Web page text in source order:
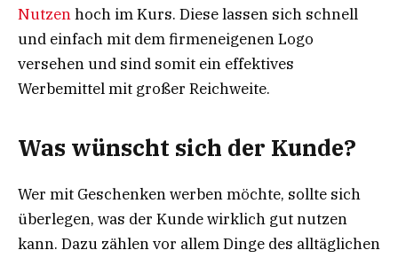
Nutzenhoch im Kurs. Diese lassen sich schnell
und einfach mit dem firmeneigenen Logo
versehen und sind somit ein effektives
Werbemittel mit großer Reichweite.
Was wünscht sich der Kunde?
Wer mit Geschenken werben möchte, sollte sich
überlegen, was der Kunde wirklich gut nutzen
kann. Dazu zählen vor allem Dinge des alltäglichen